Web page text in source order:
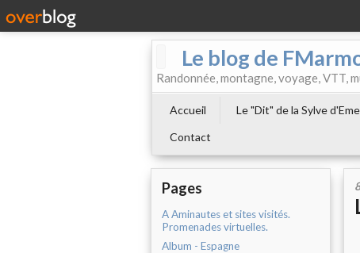
Le blog de
Randonnée, montagne, voyage, VTT,
Accueil Le "Dit" de la Sylve
Contact
Pages
A Aminautes et sites visités.
Promenades virtuelles.
Album - Espagne